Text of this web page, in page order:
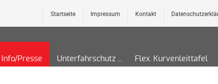
Kontakt
Impressum
Startseite
Info/Presse Unterfahrschutz Flex. Kurvenleittafel